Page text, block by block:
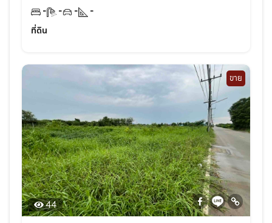
- - -
-
ที่ดิน
ขาย
44